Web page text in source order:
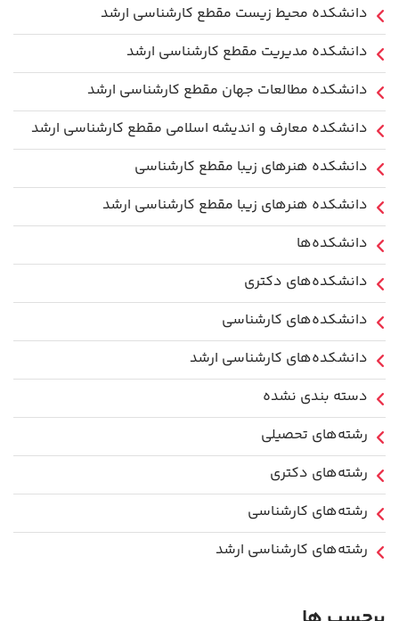
دانشکده محیط زیست مقطع کارشناسی ارشد
دانشکده مدیریت مقطع کارشناسی ارشد
دانشکده مطالعات جهان مقطع کارشناسی ارشد
دانشکده معارف و اندیشه اسلامی مقطع کارشناسی ارشد
دانشکده هنرهای زیبا مقطع کارشناسی
دانشکده هنرهای زیبا مقطع کارشناسی ارشد
دانشکده‌ها
دانشکده‌های دکتری
دانشکده‌های کارشناسی
دانشکده‌های کارشناسی ارشد
دسته بندی نشده
رشته‌های تحصیلی
رشته‌های دکتری
رشته‌های کارشناسی
رشته‌های کارشناسی ارشد